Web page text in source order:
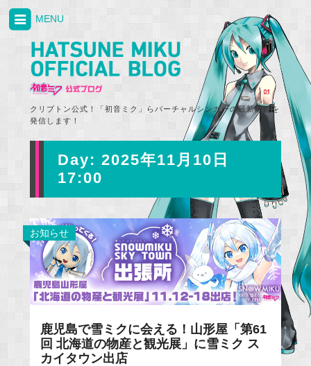
クリプトン公式！「初音ミク」らバーチャルシンガーの最新情報を
発信します！
MENU
Day: 2025年11月10日
17:00
お知らせ
鹿児島で雪ミクに会える！山形屋「第61
回 北海道の物産と観光展」に雪ミク ス
カイタウン出店